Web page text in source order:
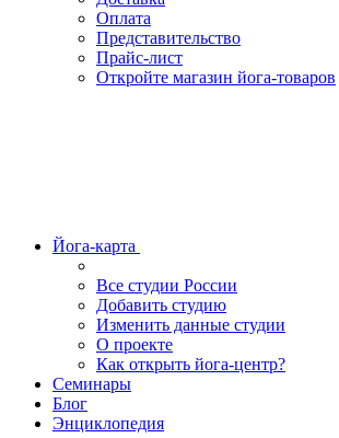
Оплата
Представительство
Прайс-лист
Откройте магазин йога-товаров
Йога-карта
Все студии России
Добавить студию
Изменить данные студии
О проекте
Как открыть йога-центр?
Семинары
Блог
Энциклопедия